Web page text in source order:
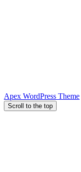
Apex WordPress Theme
Scroll to the top